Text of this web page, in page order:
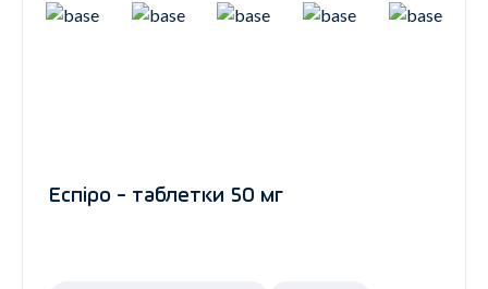
Еспіро - таблетки 50 мг